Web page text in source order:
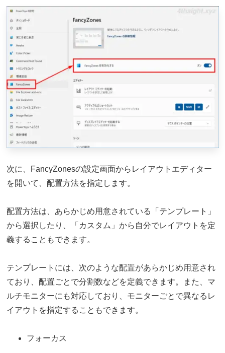
次に、FancyZonesの設定画面からレイアウトエディター
を開いて、配置方法を指定します。
配置方法は、あらかじめ用意されている「テンプレート」
から選択したり、「カスタム」から自分でレイアウトを定
義することもできます。
テンプレートには、次のような配置があらかじめ用意され
ており、配置ごとで分割数などを定義できます。また、マ
ルチモニターにも対応しており、モニターごとで異なるレ
イアウトを指定することもできます。
フォーカス